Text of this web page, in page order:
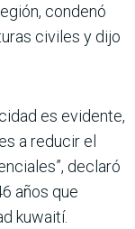
condenó
civiles y dijo
es evidente,
a reducir el
declaró
años que
kuwaití.